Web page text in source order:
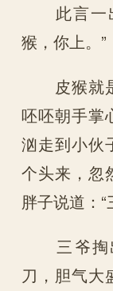
此言一出
猴，你上。”
皮猴就是
呸呸朝手掌
汹走到小伙
个头来，忽
胖子说道：
三爷掏
刀，胆气大